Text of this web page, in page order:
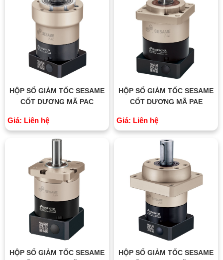
HỘP SỐ GIẢM TỐC SESAME
CỐT DƯƠNG MÃ PAC
Giá: Liên hệ
HỘP SỐ GIẢM TỐC SESAME
CỐT DƯƠNG MÃ PAE
Giá: Liên hệ
HỘP SỐ GIẢM TỐC SESAME
HỘP SỐ GIẢM TỐC SESAME